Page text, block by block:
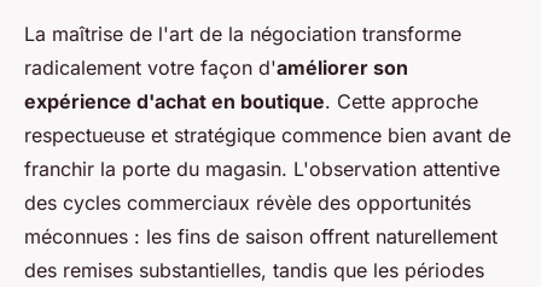
La maîtrise de l'art de la négociation transforme
radicalement votre façon d'améliorer son
expérience d'achat en boutique. Cette approche
respectueuse et stratégique commence bien avant de
franchir la porte du magasin. L'observation attentive
des cycles commerciaux révèle des opportunités
méconnues : les fins de saison offrent naturellement
des remises substantielles, tandis que les périodes